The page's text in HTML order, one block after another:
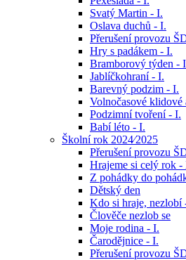
Svatý Martin - I.
Oslava duchů - I.
Přerušení provozu
Hry s padákem - I.
Bramborový týden -
Jablíčkohraní - I.
Barevný podzim - I.
Volnočasové
Podzimní tvoření - I.
Babí léto - I.
Školní rok 2024⁄2025
Přerušení provozu
Hrajeme si celý rok -
Z pohádky do
Dětský den
Kdo si hraje, nezlobí
Člověče nezlob se
Moje rodina - I.
Čarodějnice - I.
Přerušení provozu